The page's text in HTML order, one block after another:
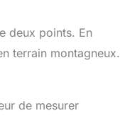
deux points. En
terrain montagneux.
de mesurer